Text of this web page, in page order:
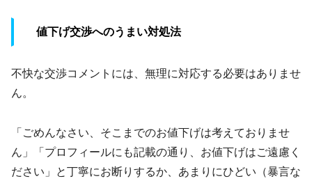
値下げ交渉へのうまい対処法
不快な交渉コメントには、無理に対応する必要はありませ
ん。
「ごめんなさい、そこまでのお値下げは考えておりませ
ん」「プロフィールにも記載の通り、お値下げはご遠慮く
ださい」と丁寧にお断りするか、あまりにひどい（暴言な